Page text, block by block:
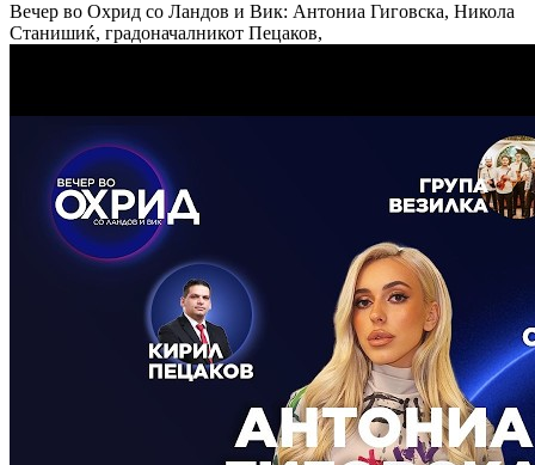
Вечер во Охрид со Ландов и Вик: Антониа Гиговска, Никола
Станишиќ, градоначалникот Пецаков,